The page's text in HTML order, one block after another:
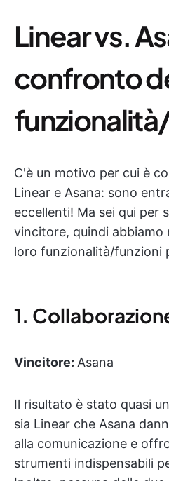
Linear vs.
confronto
C'è un motivo per cui è
Linear e Asana: sono
eccellenti! Ma sei qui per
vincitore, quindi
loro funzionalità/funzioni
1.
Vincitore: Asana
Il risultato è stato quasi
sia Linear che Asana
alla comunicazione e
strumenti indispensabili